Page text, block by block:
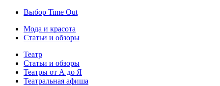
Выбор Time Out
Мода и красота
Статьи и обзоры
Театр
Статьи и обзоры
Театры от А до Я
Театральная афиша